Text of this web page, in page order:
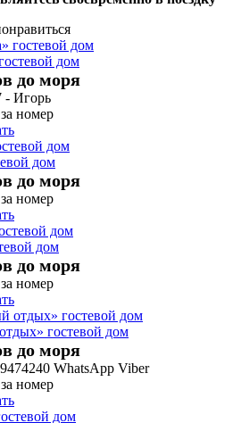
дом
до моря
- Игорь
номер
дом
до моря
номер
дом
до моря
номер
гостевой дом
до моря
WhatsApp Viber
номер